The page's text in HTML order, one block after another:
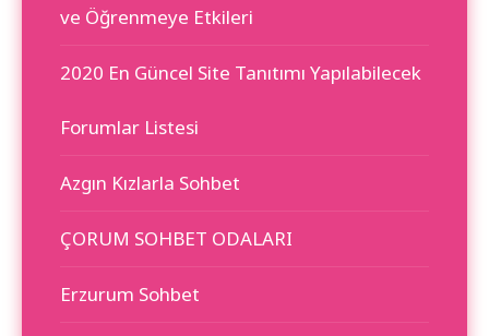
ve Öğrenmeye Etkileri
2020 En Güncel Site Tanıtımı Yapılabilecek
Forumlar Listesi
Azgın Kızlarla Sohbet
ÇORUM SOHBET ODALARI
Erzurum Sohbet